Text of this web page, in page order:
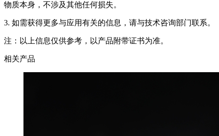
物质本身，不涉及其他任何损失。
3. 如需获得更多与应用有关的信息，请与技术咨询部门联系。
注：以上信息仅供参考，以产品附带证书为准。
相关产品